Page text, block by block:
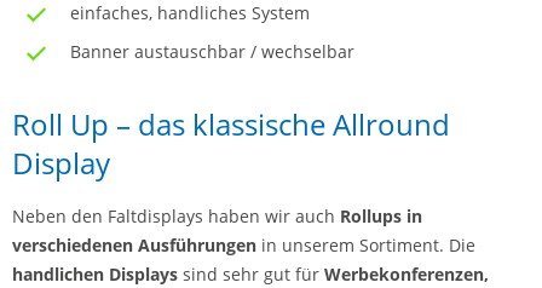
einfaches, handliches System
Banner austauschbar / wechselbar
Roll Up – das klassische Allround
Display
Neben den Faltdisplays haben wir auch Rollups in
verschiedenen Ausführungen in unserem Sortiment. Die
handlichen Displays sind sehr gut für Werbekonferenzen,